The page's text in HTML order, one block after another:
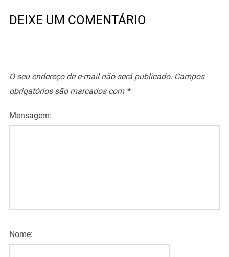
DEIXE UM COMENTÁRIO
O seu endereço de e-mail não será publicado. Campos
obrigatórios são marcados com *
Mensagem:
Nome: